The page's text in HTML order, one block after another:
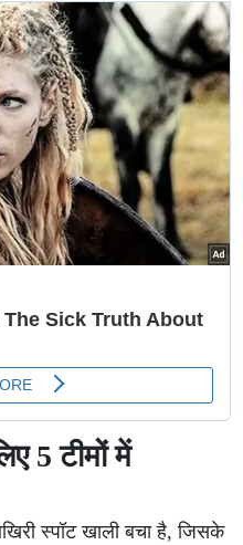
5 टीमों में
स्पॉट खाली बचा है, जिसके